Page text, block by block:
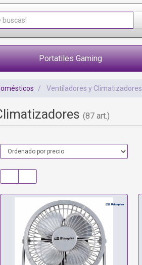
Portatiles Gaming
Ventiladores y Climatizadores
(87 art.)